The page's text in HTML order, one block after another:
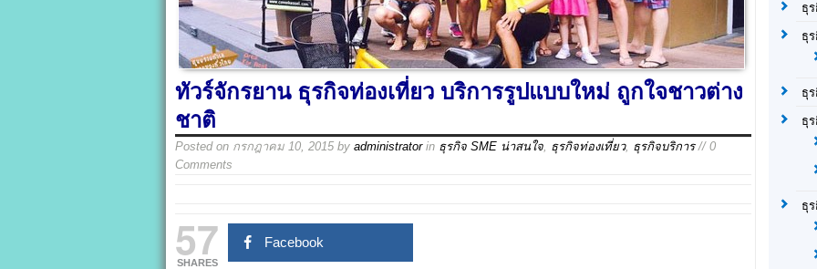
ทัวร์จักรยาน ธุรกิจท่องเที่ยว บริการรูปแบบใหม่ ถูกใจชาวต่าง
ชาติ
Posted on กรกฎาคม 10, 2015 by administratorin ธุรกิจ SME น่าสนใจ ธุรกิจท่องเที่ยว, ธุรกิจบริการ// 0
Comments
57
SHARES
Facebook
ธุ
ธุ
ธุ
ธุ
ธุ